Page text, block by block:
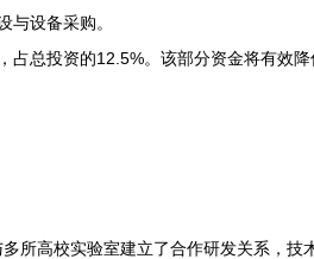
设备采购。
占总投资的12.5%。该部分资金将有效
所高校实验室建立了合作研发关系，技